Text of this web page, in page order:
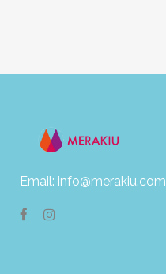
Email: info@merakiu.com